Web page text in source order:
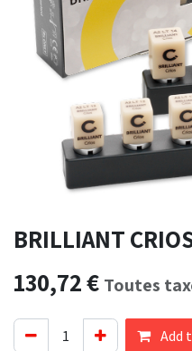
BRILLIANT
130,72€ Toutes
Add